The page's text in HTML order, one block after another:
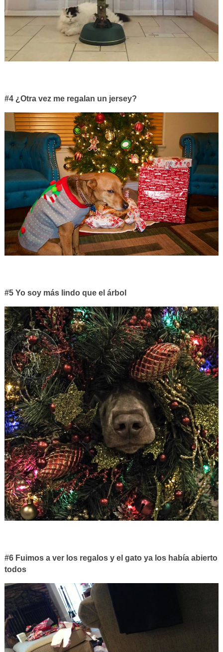
#4 ¿Otra vez me regalan un jersey?
#5 Yo soy más lindo que el árbol
#6 Fuimos a ver los regalos y el gato ya los había abierto
todos